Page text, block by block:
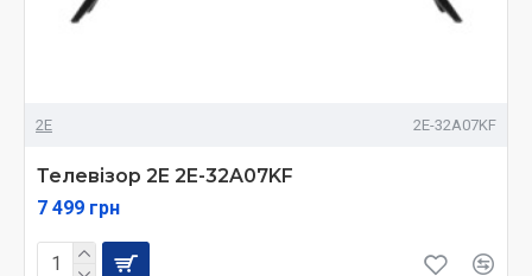
2E 2E-32A07KF
Телевізор 2E 2E-32A07KF
7 499 грн